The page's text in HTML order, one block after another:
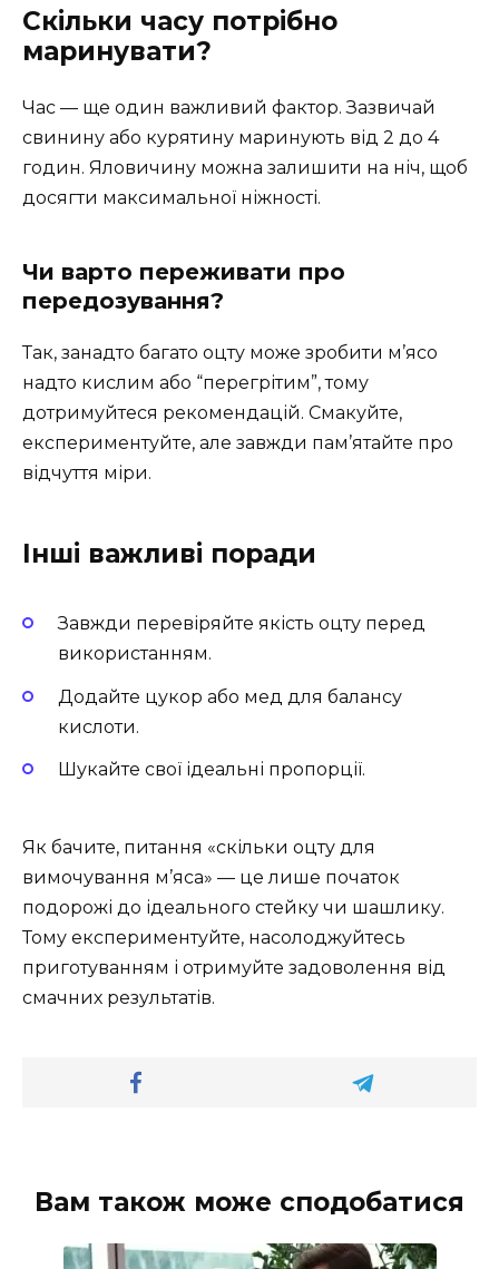
Скільки часу потрібно
маринувати?
Час — ще один важливий фактор. Зазвичай
свинину або курятину маринують від 2 до 4
годин. Яловичину можна залишити на ніч, щоб
досягти максимальної ніжності.
Чи варто переживати про
передозування?
Так, занадто багато оцту може зробити м’ясо
надто кислим або “перегрітим”, тому
дотримуйтеся рекомендацій. Смакуйте,
експериментуйте, але завжди пам’ятайте про
відчуття міри.
Інші важливі поради
Завжди перевіряйте якість оцту перед
використанням.
Додайте цукор або мед для балансу
кислоти.
Шукайте свої ідеальні пропорції.
Як бачите, питання «скільки оцту для
вимочування м’яса» — це лише початок
подорожі до ідеального стейку чи шашлику.
Тому експериментуйте, насолоджуйтесь
приготуванням і отримуйте задоволення від
смачних результатів.
Вам також може сподобатися